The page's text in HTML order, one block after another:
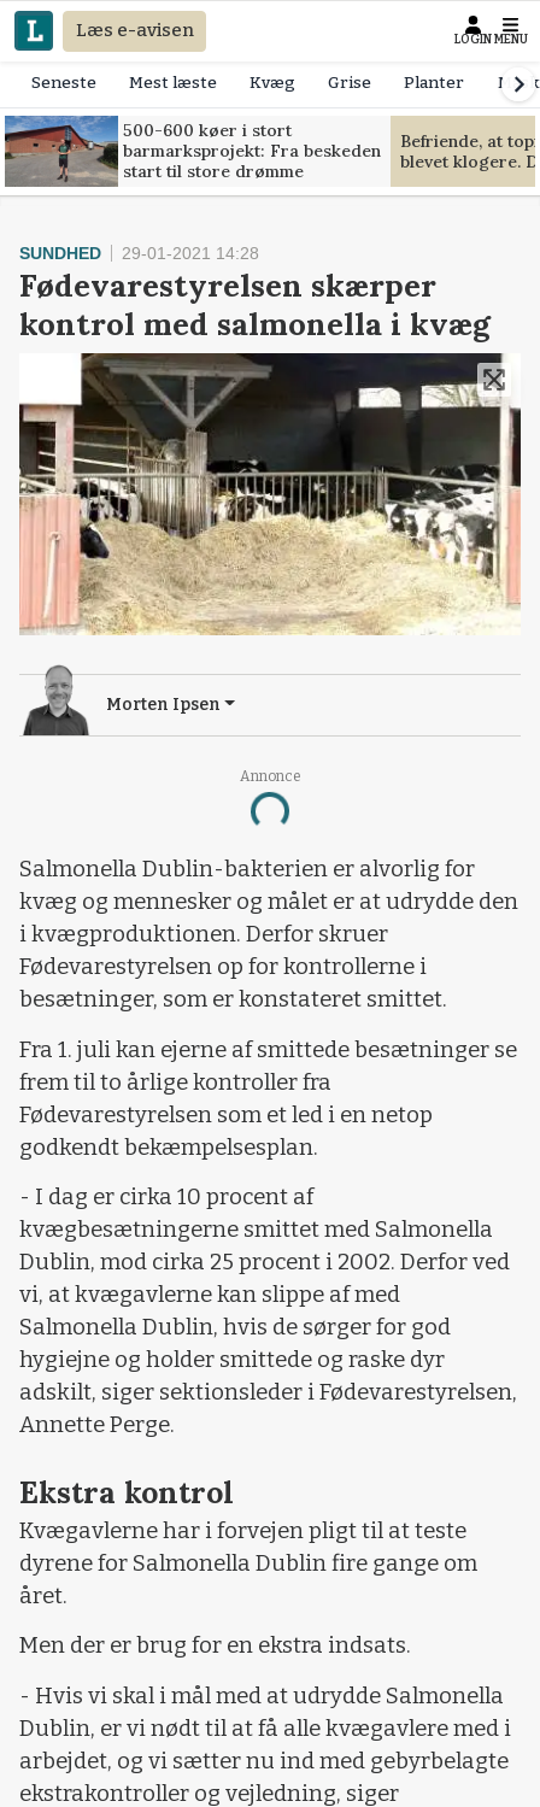
Læs e-avisen LOGIN MENU
Seneste Mest læste Kvæg Grise Planter
500-600 køer i stort
barmarksprojekt: Fra beskeden
start til store drømme
Befriende, at
blevet klogere.
Annonce
Loading...
SUNDHED 29-01-2021 14:28
Fødevarestyrelsen skærper
kontrol med salmonella i kvæg
Morten Ipsen
Salmonella Dublin-bakterien er alvorlig for
kvæg og mennesker og målet er at udrydde den
i kvægproduktionen. Derfor skruer
Fødevarestyrelsen op for kontrollerne i
besætninger, som er konstateret smittet.
Fra 1. juli kan ejerne af smittede besætninger se
frem til to årlige kontroller fra
Fødevarestyrelsen som et led i en netop
godkendt bekæmpelsesplan.
- I dag er cirka 10 procent af
kvægbesætningerne smittet med Salmonella
Dublin, mod cirka 25 procent i 2002. Derfor ved
vi, at kvægavlerne kan slippe af med
Salmonella Dublin, hvis de sørger for god
hygiejne og holder smittede og raske dyr
adskilt, siger sektionsleder i Fødevarestyrelsen,
Annette Perge.
Ekstra kontrol
Kvægavlerne har i forvejen pligt til at teste
dyrene for Salmonella Dublin fire gange om
året.
Men der er brug for en ekstra indsats.
- Hvis vi skal i mål med at udrydde Salmonella
Dublin, er vi nødt til at få alle kvægavlere med i
arbejdet, og vi sætter nu ind med gebyrbelagte
ekstrakontroller og vejledning, siger